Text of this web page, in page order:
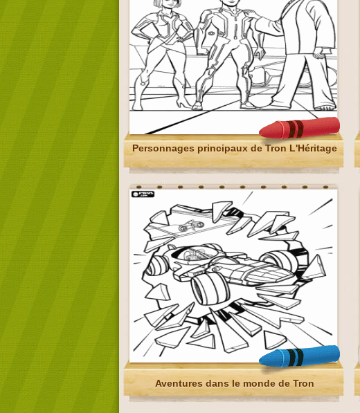
Personnages principaux de Tron L'Héritage
Aventures dans le monde de Tron